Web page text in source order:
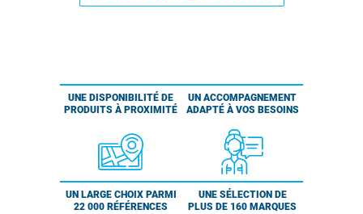
UNE DISPONIBILITÉ DE
PRODUITS À PROXIMITÉ
UN ACCOMPAGNEMENT
ADAPTÉ À VOS BESOINS
UN LARGE CHOIX PARMI
22 000 RÉFÉRENCES
UNE SÉLECTION DE
PLUS DE 160 MARQUES